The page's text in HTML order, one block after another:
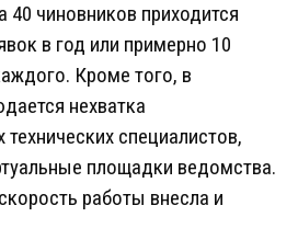
40 чиновников приходится
в год или примерно 10
Кроме того, в
нехватка
специалистов,
площадки ведомства.
работы внесла и